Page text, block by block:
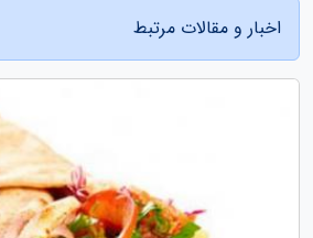
اخبار و مقالات مرتبط